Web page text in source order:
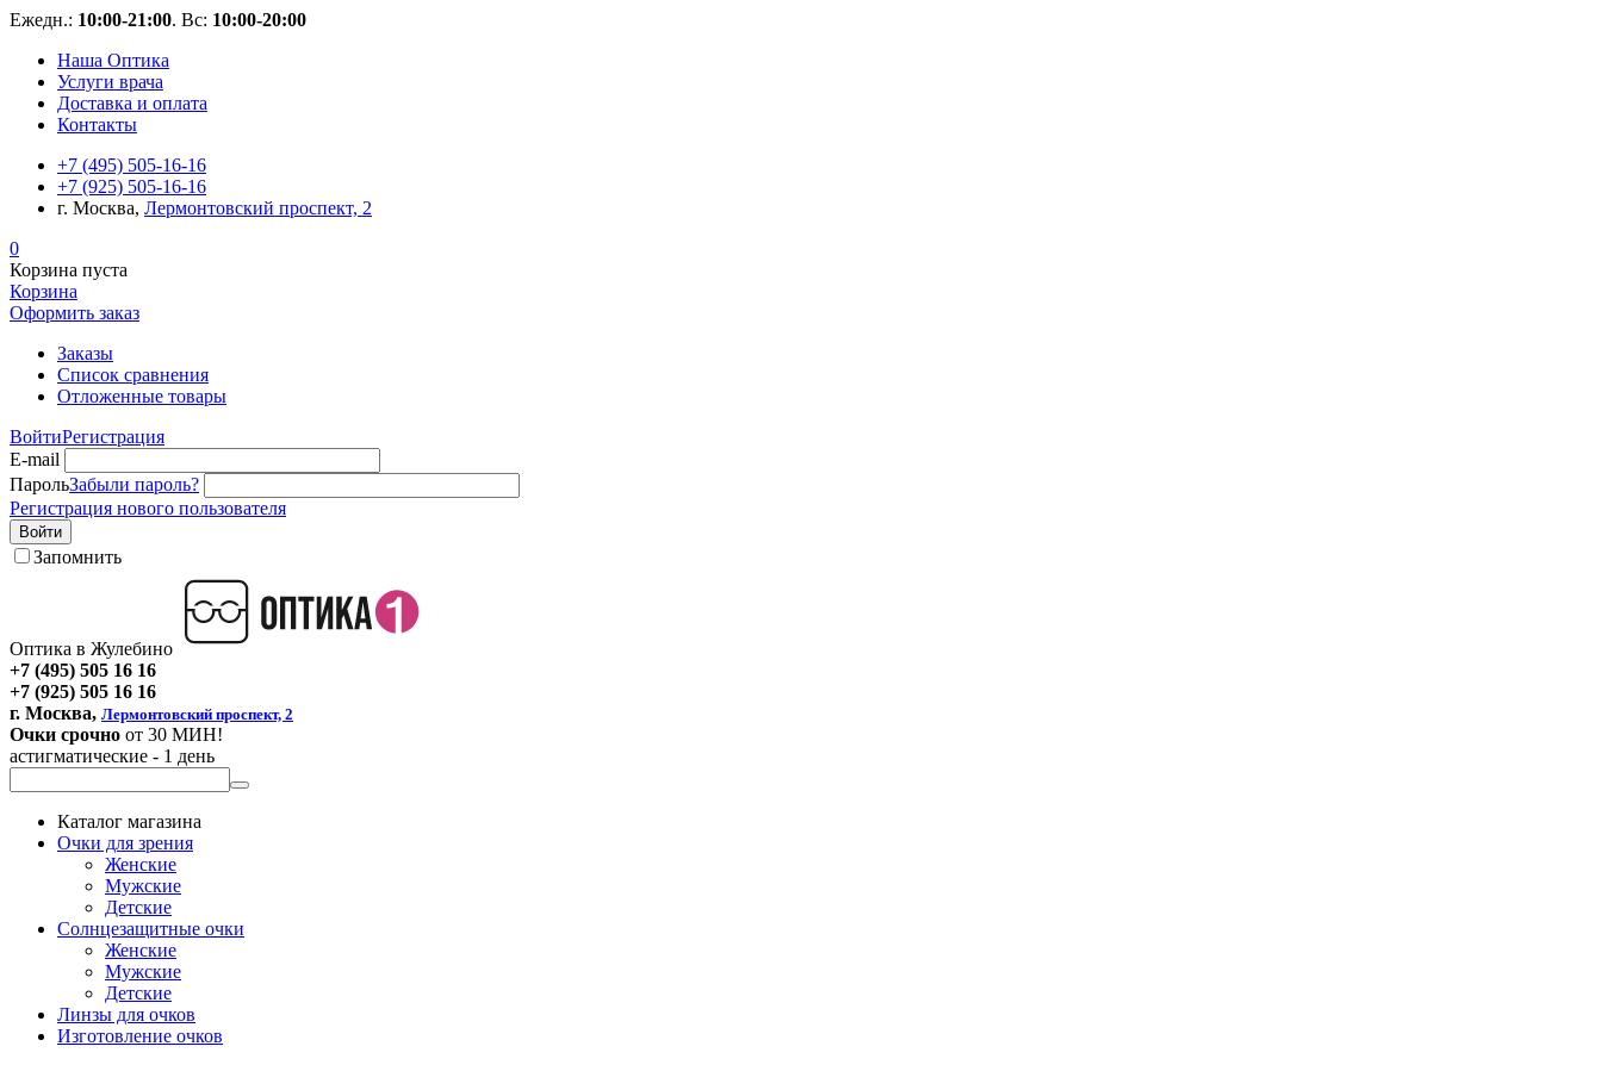
Ежедн.: 10:00-21:00. Вс: 10:00-20:00
Наша Оптика
Услуги врача
Доставка и оплата
Контакты
+7 (495) 505-16-16
+7 (925) 505-16-16
г. Москва, Лермонтовский проспект, 2
0
Корзина пуста
Корзина
Оформить заказ
Заказы
Список сравнения
Отложенные товары
ВойтиРегистрация
E-mail
ПарольЗабыли пароль?
Регистрация нового пользователя
Войти
Запомнить
Оптика в Жулебино
+7 (495) 505 16 16
+7 (925) 505 16 16
г. Москва, Лермонтовский проспект, 2
Очки срочно от 30 МИН!
астигматические - 1 день
Каталог магазина
Очки для зрения
Женские
Мужские
Детские
Солнцезащитные очки
Женские
Мужские
Детские
Линзы для очков
Изготовление очков